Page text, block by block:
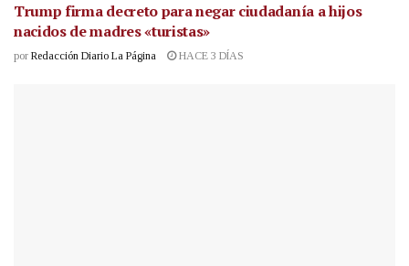
Trump firma decreto para negar ciudadanía a hijos
nacidos de madres «turistas»
por Redacción Diario La Página HACE 3 DÍAS